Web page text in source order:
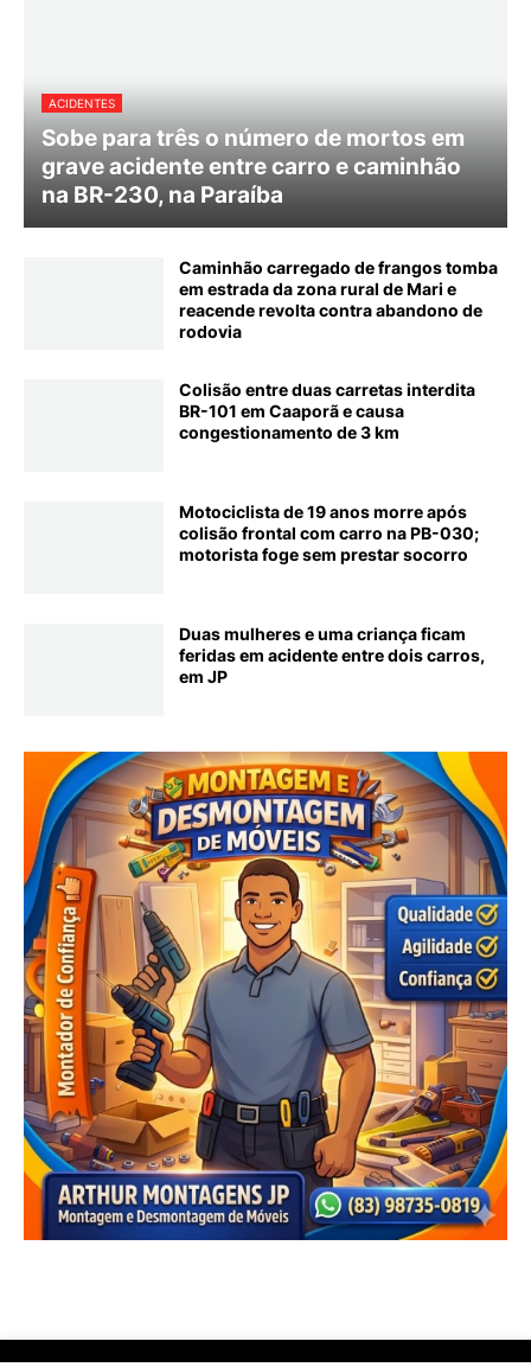
ACIDENTES
Sobe para três o número de mortos em
grave acidente entre carro e caminhão
na BR-230, na Paraíba
Caminhão carregado de frangos tomba
em estrada da zona rural de Mari e
reacende revolta contra abandono de
rodovia
Colisão entre duas carretas interdita
BR-101 em Caaporã e causa
congestionamento de 3 km
Motociclista de 19 anos morre após
colisão frontal com carro na PB-030;
motorista foge sem prestar socorro
Duas mulheres e uma criança ficam
feridas em acidente entre dois carros,
em JP